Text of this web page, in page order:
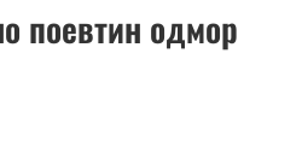
поевтин одмор